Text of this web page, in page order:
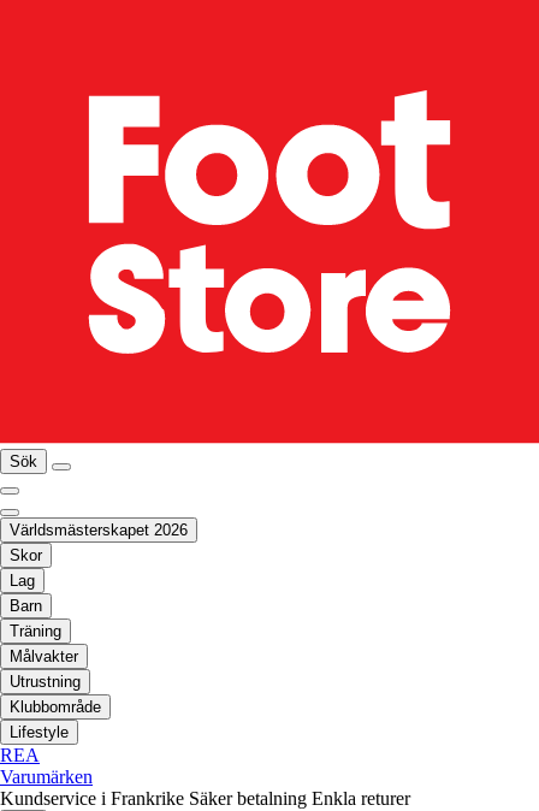
Sök
Världsmästerskapet 2026
Skor
Lag
Barn
Träning
Målvakter
Utrustning
Klubbområde
Lifestyle
REA
Varumärken
Kundservice i Frankrike Säker betalning Enkla returer